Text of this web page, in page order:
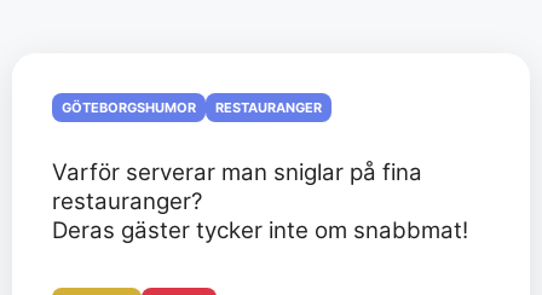
GÖTEBORGSHUMOR RESTAURANGER
Varför serverar man sniglar på fina
restauranger?
Deras gäster tycker inte om snabbmat!